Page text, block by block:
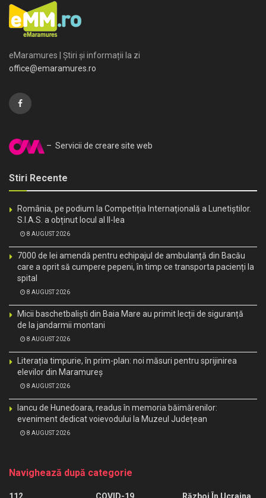
eMaramures | Știri și informații la zi
office@emaramures.ro
– Servicii de creare site web
Stiri Recente
România, pe podium la Competiția Internațională a Lunetiștilor.
S.I.A.S. a obținut locul al II-lea
8 AUGUST 2026
7000 de lei amendă pentru echipajul de ambulanță din Bacău
care a oprit să cumpere pepeni, în timp ce transporta pacienți la
spital
8 AUGUST 2026
Micii baschetbaliști din Baia Mare au primit lecții de siguranță
de la jandarmii montani
8 AUGUST 2026
Literația timpurie, în prim-plan: noi măsuri pentru sprijinirea
elevilor din Maramureș
8 AUGUST 2026
Iancu de Hunedoara, readus în memoria băimărenilor:
eveniment dedicat voievodului la Muzeul Județean
8 AUGUST 2026
Navighează după categorie
112
COVID-19
Război În Ucraina